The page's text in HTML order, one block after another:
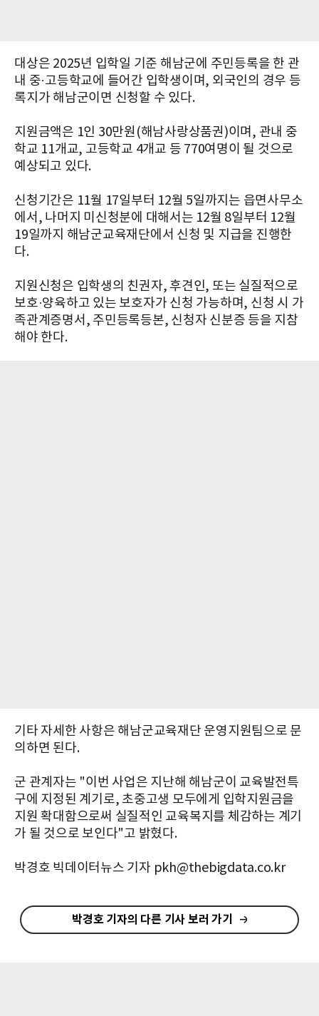
대상은 2025년 입학일 기준 해남군에 주민등록을 한 관
내 중·고등학교에 들어간 입학생이며, 외국인의 경우 등
록지가 해남군이면 신청할 수 있다.
지원금액은 1인 30만원(해남사랑상품권)이며, 관내 중
학교 11개교, 고등학교 4개교 등 770여명이 될 것으로
예상되고 있다.
신청기간은 11월 17일부터 12월 5일까지는 읍면사무소
에서, 나머지 미신청분에 대해서는 12월 8일부터 12월
19일까지 해남군교육재단에서 신청 및 지급을 진행한
다.
지원신청은 입학생의 친권자, 후견인, 또는 실질적으로
보호·양육하고 있는 보호자가 신청 가능하며, 신청 시 가
족관계증명서, 주민등록등본, 신청자 신분증 등을 지참
해야 한다.
기타 자세한 사항은 해남군교육재단 운영지원팀으로 문
의하면 된다.
군 관계자는 "이번 사업은 지난해 해남군이 교육발전특
구에 지정된 계기로, 초중고생 모두에게 입학지원금을
지원 확대함으로써 실질적인 교육복지를 체감하는 계기
가 될 것으로 보인다"고 밝혔다.
박경호 빅데이터뉴스 기자 pkh@thebigdata.co.kr
박경호 기자의 다른 기사 보러 가기